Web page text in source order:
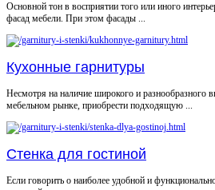
Основной тон в восприятии того или иного
фасад мебели. При этом фасады ...
Кухонные гарнитуры
Несмотря на наличие широкого и разнообразного
мебельном рынке, приобрести подходящую ...
Стенка для гостиной
Если говорить о наиболее удобной и